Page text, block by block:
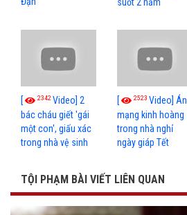
[ 2342 Video] 2
bác cháu giết 'gái
một con', giấu xác
trong nhà vệ sinh
[ 2523Video] Án
mạng kinh hoàng
trong nhà nghỉ
ngày giáp Tết
TỘI PHẠM BÀI VIẾT LIÊN QUAN